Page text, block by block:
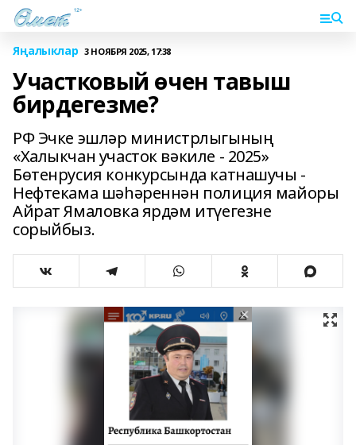
Яңалыклар 3 НОЯБРЯ 2025, 17:38
Участковый өчен тавыш
бирдегезме?
РФ Эчке эшләр министрлыгының
«Халыкчан участок вәкиле - 2025»
Бөтенрусия конкурсында катнашучы -
Нефтекама шәһәреннән полиция майоры
Айрат Ямаловка ярдәм итүегезне
сорыйбыз.